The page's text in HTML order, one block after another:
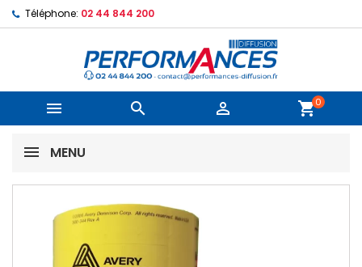
Téléphone: 02 44 844 200
   shopping_cart0
MENU